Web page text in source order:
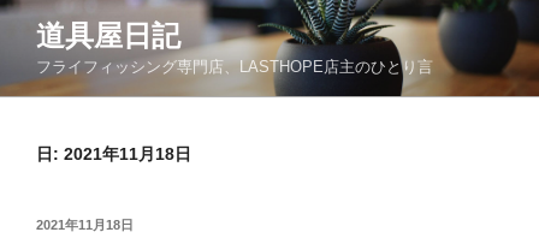
コ
ン
道具屋日記
フライフィッシング専門店、LASTHOPE店主のひとり言
日: 2021年11月18日
投
2021年11月18日